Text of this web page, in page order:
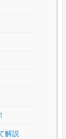
解説